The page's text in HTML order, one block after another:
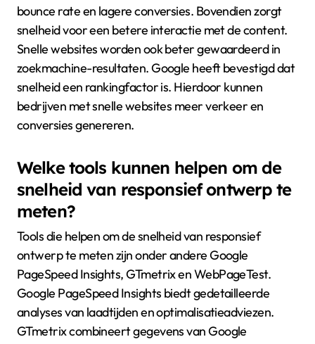
bounce rate en lagere conversies. Bovendien zorgt
snelheid voor een betere interactie met de content.
Snelle websites worden ook beter gewaardeerd in
zoekmachine-resultaten. Google heeft bevestigd dat
snelheid een rankingfactor is. Hierdoor kunnen
bedrijven met snelle websites meer verkeer en
conversies genereren.
Welke tools kunnen helpen om de
snelheid van responsief ontwerp te
meten?
Tools die helpen om de snelheid van responsief
ontwerp te meten zijn onder andere Google
PageSpeed Insights, GTmetrix en WebPageTest.
Google PageSpeed Insights biedt gedetailleerde
analyses van laadtijden en optimalisatieadviezen.
GTmetrix combineert gegevens van Google